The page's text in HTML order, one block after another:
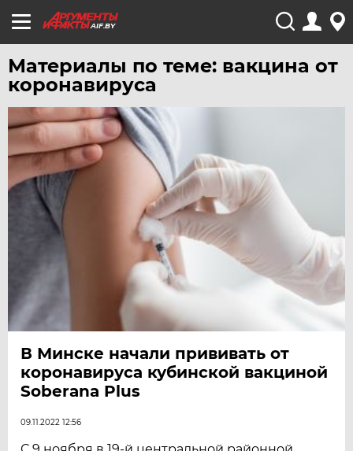
AIF.BY
Материалы по теме: вакцина от
коронавируса
В Минске начали прививать от
коронавируса кубинской вакциной
Soberana Plus
09.11.2022 12:56